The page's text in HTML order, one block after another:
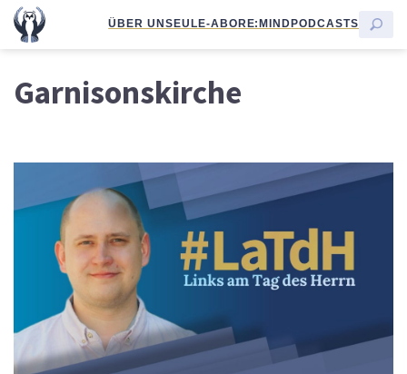
ÜBER UNSEULE-ABORE:MINDPODCASTS
Garnisonskirche